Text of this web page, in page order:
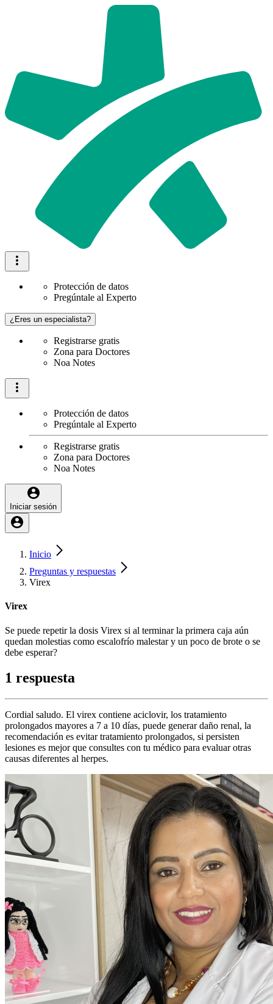
Protección de datos
Pregúntale al Experto
¿Eres un especialista?
Registrarse gratis
Zona para Doctores
Noa Notes
Protección de datos
Pregúntale al Experto
Registrarse gratis
Zona para Doctores
Noa Notes
Iniciar sesión
Inicio
Preguntas y respuestas
Virex
Virex
Se puede repetir la dosis Virex si al terminar la primera caja aún
quedan molestias como escalofrío malestar y un poco de brote o se
debe esperar?
1 respuesta
Cordial saludo. El virex contiene aciclovir, los tratamiento
prolongados mayores a 7 a 10 días, puede generar daño renal, la
recomendación es evitar tratamiento prolongados, si persisten
lesiones es mejor que consultes con tu médico para evaluar otras
causas diferentes al herpes.